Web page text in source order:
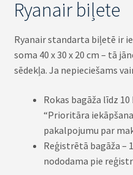
Ryanair biļete
Ryanair standarta biļetē ir
soma 40 x 30 x 20 cm – tā
sēdekļa. Ja nepieciešams
Rokas bagāža līdz 10
“Prioritāra
pakalpojumu par
Reģistrētā bagāža –
nododama pie